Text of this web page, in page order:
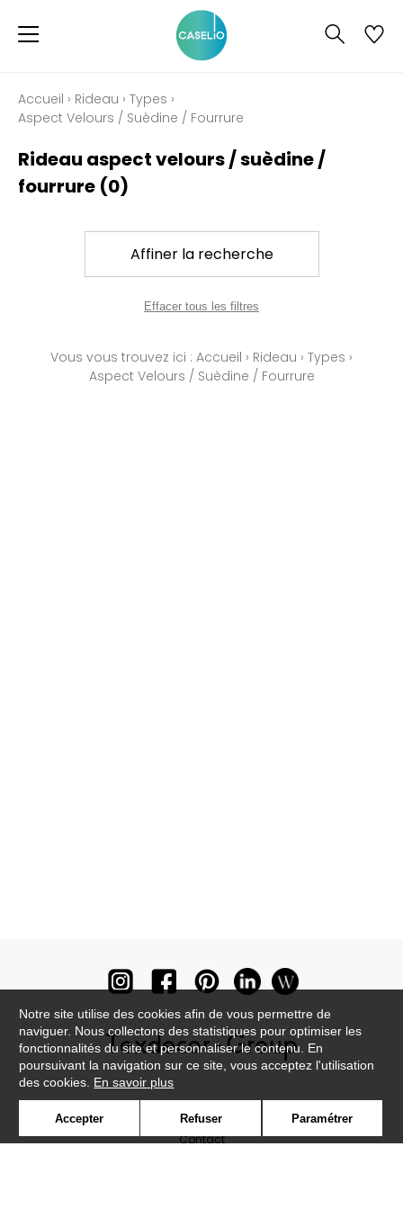
Accueil › Rideau › Types ›
Aspect Velours / Suèdine / Fourrure
Rideau aspect velours / suèdine /
fourrure (0)
Affiner la recherche
Effacer tous les filtres
Vous vous trouvez ici : Accueil › Rideau › Types ›
Aspect Velours / Suèdine / Fourrure
Contact
Notre site utilise des cookies afin de vous permettre de
naviguer. Nous collectons des statistiques pour optimiser les
fonctionnalités du site et personnaliser le contenu. En
poursuivant la navigation sur ce site, vous acceptez l'utilisation
des cookies. En savoir plus
Accepter Refuser Paramétrer